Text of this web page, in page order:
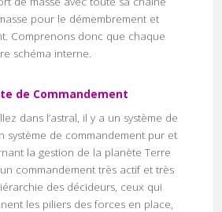
pour le démembrement et
Comprenons donc que chaque
schéma interne.
de Commandement
dans l’astral, il y a un système de
système de commandement pur et
la gestion de la planète Terre
un commandement très actif et très
des décideurs, ceux qui
les piliers des forces en place,